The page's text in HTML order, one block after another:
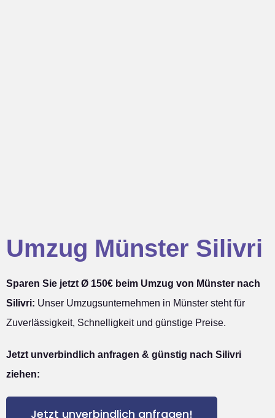
Umzug Münster Silivri
Sparen Sie jetzt Ø 150€ beim Umzug von Münster nach
Silivri: Unser Umzugsunternehmen in Münster steht für
Zuverlässigkeit, Schnelligkeit und günstige Preise.
Jetzt unverbindlich anfragen & günstig nach Silivri
ziehen:
Jetzt unverbindlich anfragen!